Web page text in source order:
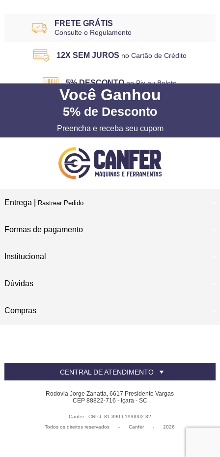
FRETE GRÁTIS
Consulte o Regulamento
12X SEM JUROS no Cartão de Crédito
5% DESCONTO no Pix ou Boleto
Você Ganhou
5% de Desconto
Preencha e receba seu cupom
Entrega | Rastrear Pedido
Formas de pagamento
Institucional
Dúvidas
Compras
CENTRAL DE ATENDIMENTO
Rodovia Jorge Zanatta, 6617 Presidente Vargas
CEP 88822-716 - Içara - SC
Canfer - CNPJ: 81.390.619/0002-32
Todos os direitos reservados
- Canfer - 2026